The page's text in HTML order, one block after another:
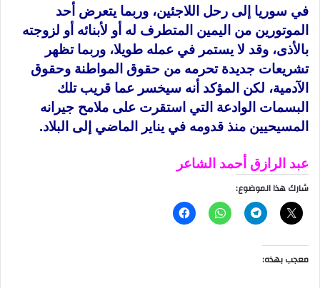
في سوريا إلى رحل اللاجئين، وربما يتعرض أحد
الموتورين من اليمين المتطرف له أو لأبنائه أو لزوجته
بالأذى، وقد لا يستمر في عمله طويلا، وربما تظهر
تشريعات جديدة تحرمه من حقوق المواطنة وحقوق
الآدمية، لكن المؤكد أنه سيخسر عما قريب تلك
البسمات الوادعة التي استقرت على ملامح جيرانه
المسيحيين منذ قدومه في يناير الماضي إلى البلاد.
عبد الرازق أحمد الشاعر
شارك هذا الموضوع:
معجب بهذه: